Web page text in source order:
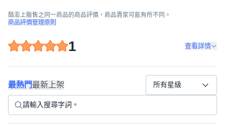
酷澎上販售之同一商品的商品評價，商品賣家可能有所不同。
商品評價管理原則
1 查看詳情
最熱門最新上架 所有星級